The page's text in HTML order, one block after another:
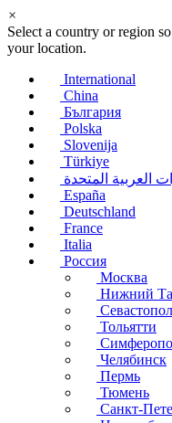
×
Select a country or region
your location.
International
China
България
Polska
Slovenija
Türkiye
العربية المتحدة
España
Deutschland
France
Italia
Россия
Москва
Нижний
Тольятти
Челябинск
Пермь
Тюмень
Санкт-